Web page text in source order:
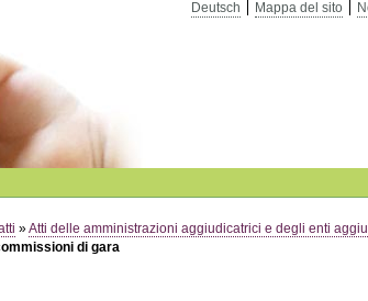
Deutsch Mappa del sito
»Atti delle amministrazioni aggiudicatrici e degli enti
di gara